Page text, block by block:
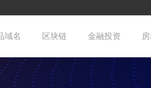
域名 区块链 金融投资